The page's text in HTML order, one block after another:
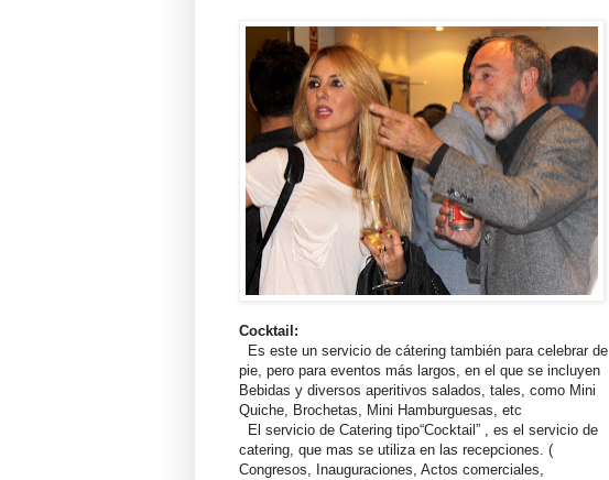
Cocktail:
Es este un servicio de cátering también para celebrar de
pie, pero para eventos más largos, en el que se incluyen
Bebidas y diversos aperitivos salados, tales, como Mini
Quiche, Brochetas, Mini Hamburguesas, etc
El servicio de Catering tipo“Cocktail” , es el servicio de
catering, que mas se utiliza en las recepciones. (
Congresos, Inauguraciones, Actos comerciales,